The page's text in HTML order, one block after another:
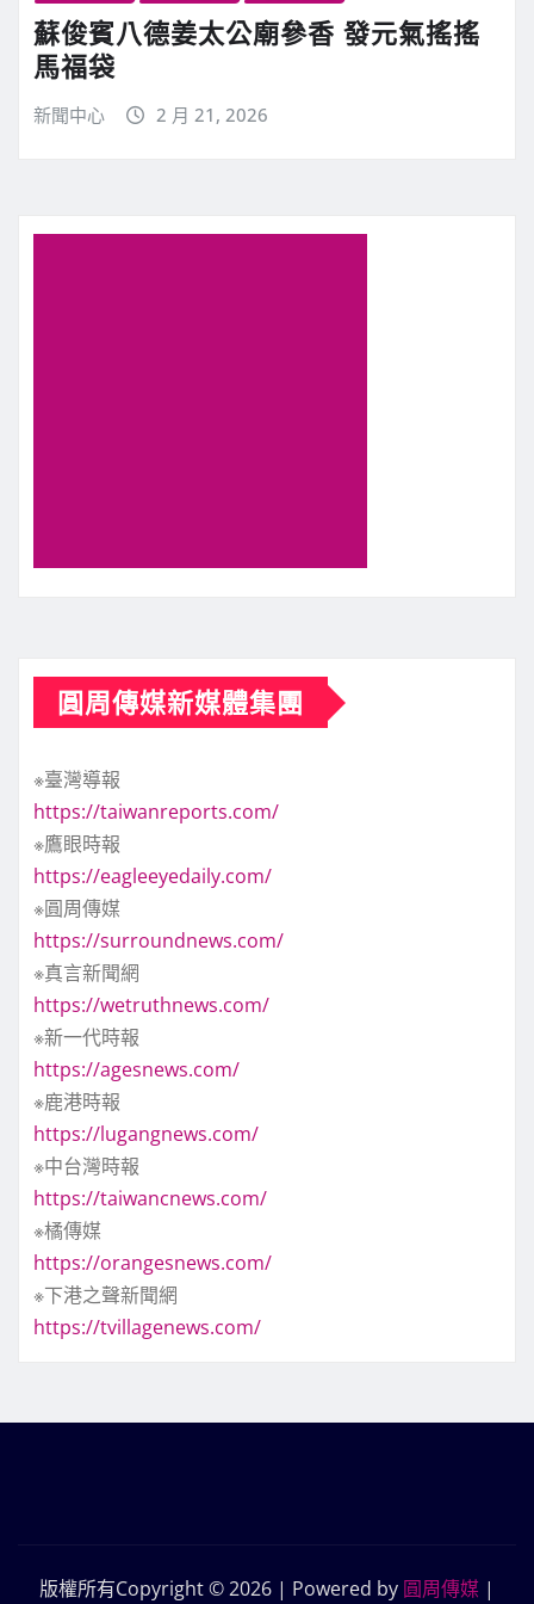
蘇俊賓八德姜太公廟參香 發元氣搖搖
馬福袋
新聞中心 2 月 21, 2026
圓周傳媒新媒體集團
※臺灣導報
https://taiwanreports.com/
※鷹眼時報
https://eagleeyedaily.com/
※圓周傳媒
https://surroundnews.com/
※真言新聞網
https://wetruthnews.com/
※新一代時報
https://agesnews.com/
※鹿港時報
https://lugangnews.com/
※中台灣時報
https://taiwancnews.com/
※橘傳媒
https://orangesnews.com/
※下港之聲新聞網
https://tvillagenews.com/
版權所有Copyright © 2026 | Powered by 圓周傳媒 |